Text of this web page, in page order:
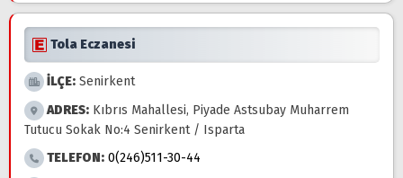
Tola Eczanesi
İLÇE: Senirkent
ADRES: Kıbrıs Mahallesi, Piyade Astsubay Muharrem
Tutucu Sokak No:4 Senirkent / Isparta
TELEFON: 0(246)511-30-44